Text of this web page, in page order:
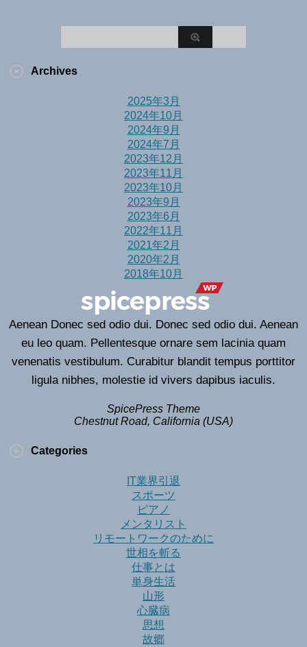
Archives
2025年3月
2024年10月
2024年9月
2024年7月
2023年12月
2023年11月
2023年10月
2023年9月
2023年6月
2022年11月
2021年2月
2020年2月
2018年10月
Aenean Donec sed odio dui. Donec sed odio dui. Aenean
eu leo quam. Pellentesque ornare sem lacinia quam
venenatis vestibulum. Curabitur blandit tempus porttitor
ligula nibhes, molestie id vivers dapibus iaculis.
SpicePress Theme
Chestnut Road, California (USA)
Categories
IT業界引退
スポーツ
ピアノ
メンタリスト
リモートワークのために
世相を斬る
仕事とは
単身生活
山形
心臓病
思想
故郷